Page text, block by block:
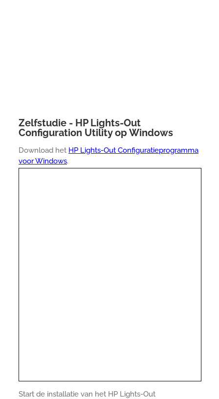
Zelfstudie - HP Lights-Out
Configuration Utility op Windows
Download het HP Lights-Out Configuratieprogramma
voor Windows.
Start de installatie van het HP Lights-Out